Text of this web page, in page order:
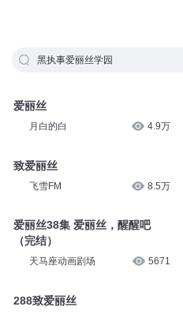
黑执事爱丽丝学园
爱丽丝
月白的白 4.9万
致爱丽丝
飞雪FM 8.5万
爱丽丝38集 爱丽丝，醒醒吧
（完结）
天马座动画剧场 5671
288致爱丽丝